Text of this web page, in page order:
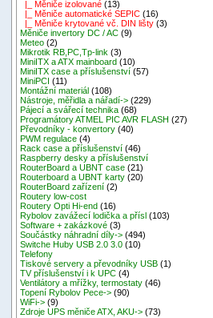
|_ Měniče izolované (13)
|_ Měniče automatické SEPIC (16)
|_ Měniče krytované vč. DIN lišty (3)
Měniče invertory DC / AC (9)
Meteo (2)
Mikrotik RB,PC,Tp-link (3)
MiniITX a ATX mainboard (10)
MiniITX case a příslušenství (57)
MiniPCI (11)
Montážní materiál (108)
Nástroje, měřidla a nářadí-> (229)
Pájecí a svářecí technika (68)
Programátory ATMEL PIC AVR FLASH (27)
Převodníky - konvertory (40)
PWM regulace (4)
Rack case a příslušenství (46)
Raspberry desky a příslušenství
RouterBoard a UBNT case (21)
Routerboard a UBNT karty (20)
RouterBoard zařízení (2)
Routery low-cost
Routery Opti Hi-end (16)
Rybolov zavážecí lodička a přísl (103)
Software + zakázkové (3)
Součástky náhradní díly-> (494)
Switche Huby USB 2.0 3.0 (10)
Telefony
Tiskové servery a převodníky USB (1)
TV příslušenství i k UPC (4)
Ventilátory a mřížky, termostaty (46)
Topení Rybolov Pece-> (90)
WiFi-> (9)
Zdroje UPS měniče ATX, AKU-> (73)